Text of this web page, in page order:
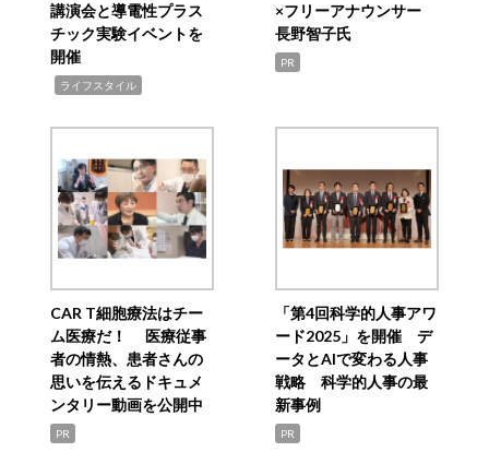
講演会と導電性プラス
チック実験イベントを
開催
ライフスタイル
×フリーアナウンサー
長野智子氏
PR
CAR T細胞療法はチー
ム医療だ！ 医療従事
者の情熱、患者さんの
思いを伝えるドキュメ
ンタリー動画を公開中
PR
「第4回科学的人事アワ
ード2025」を開催 デ
ータとAIで変わる人事
戦略 科学的人事の最
新事例
PR